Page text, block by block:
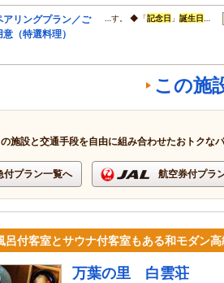
アリングプラン／ご
（特選料理）
…す。 ◆「記念日 」 誕生日 …
この施
施設と交通手段を自由に組み合わせたおトクな
付プラン一覧へ 航空券付プラ
呂付客室とサウナ付客室もある和モダン
万葉の里 白雲荘